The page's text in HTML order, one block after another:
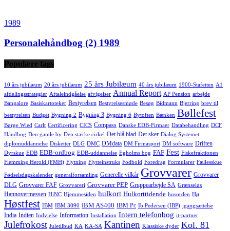
1989
Personalehåndbog (2) 1989
Populære tags
10 års jubilæum 20 års jubilæum 25 års Jubilæum 40 års jubilæum 1900-Stafetten A1
afdelingsstrategier Aftaleindgåelse afvigelser Annual Report AP Pension arbejde
Bangalore Basiskartoteker Bestyrelsen Bestyrelsesmøde Besøg Bidmann Bjerring brev til
bestyrelsen Budget Bygning 2 Bygning 3 Bygning 6 Bytoften Bænken Bøllefest
Børge Wied Carlt Certificering CICS Compass Danske EDB-Firmaer Databehandling DCF
Håndbog Den gamle by Den stærke cirkel Det blå blad Det sker Dialog Systemet
diplomuddannelse Disketter DLG DMC DMdata DM Firmasport DM software Driften
Dyrskue EDB EDB-ordbog EDB-uddannelse Egholms bog FAF Fest Fiskefraktionen
Flemming Herold (FMH) Flytning Flytteinstruks Fodbold Foredrag Formularer Fællesskue
Fødselsdagskalender generalforsamling Generelle vilkår Grovvarer Grovvarer
DLG Grovvarer FAF Grovvareri Grovvarer PEP Gruppearbejde SA Grænseløs
Hannovermessen HiNC Hjemmesiden hulkort Hulkorttidende husorden Hø
Høstfest IBM IBM 3090 IBM AS400 IBM Pc Ib Pedersen (IBP) igangsættelse
India Indien Indvielse Information Installation Intern telefonbog it-partner
Julefrokost Juletilbud KA KA-SA Kantinen Klassiske dyder Kol. 81